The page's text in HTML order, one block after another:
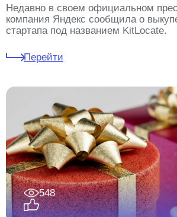
Недавно в своем официальном
компания Яндекс сообщила о
стартапа под названием KitLocate.
Перейти
548